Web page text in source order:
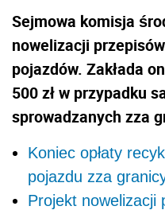
Sejmowa komisja
nowelizacji
pojazdów. Zakłada
500 zł w przypadku
sprowadzanych zza
Koniec opłaty
pojazdu zza
Projekt nowelizacji